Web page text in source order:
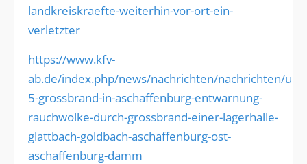
landkreiskraefte-weiterhin-vor-ort-ein-
verletzter
https://www.kfv-
ab.de/index.php/news/nachrichten/nachrichten/
5-grossbrand-in-aschaffenburg-entwarnung-
rauchwolke-durch-grossbrand-einer-lagerhalle-
glattbach-goldbach-aschaffenburg-ost-
aschaffenburg-damm